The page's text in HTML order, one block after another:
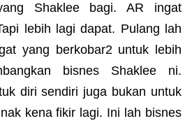
Shaklee bagi. AR ingat
lebih lagi dapat. Pulang lah
yang berkobar2 untuk lebih
bisnes Shaklee ni.
diri sendiri juga bukan untuk
kena fikir lagi. Ini lah bisnes